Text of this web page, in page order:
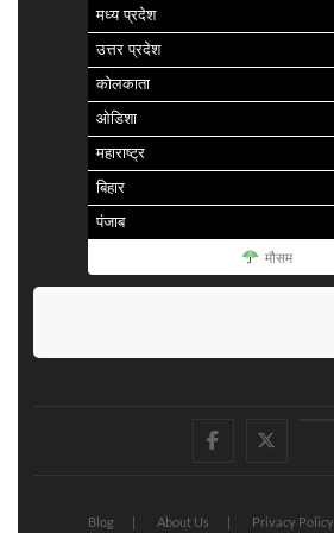
मध्य प्रदेश
उत्तर प्रदेश
कोलकाता
ओडिशा
महाराष्ट्र
बिहार
पंजाब
मौसम
facebook
Blog About Us Privacy Policy